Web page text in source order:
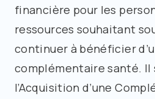
financière pour les
ressources souhaitant
continuer à bénéficier
complémentaire santé. Il
l’Acquisition d’une